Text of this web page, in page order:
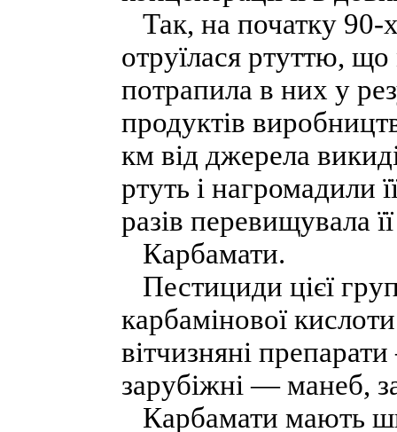
Так, на початку 90-
отруїлася ртуттю, що
потрапила в них у
продуктів
км від джерела
ртуть і нагромадили
разів перевищувала
Карбамати.
Пестициди цієї
карбамінової
вітчизняні
зарубіжні — манеб,
Карбамати мають